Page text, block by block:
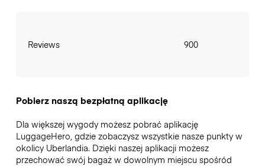
Reviews 900
Pobierz naszą bezpłatną aplikację
Dla większej wygody możesz pobrać aplikację
LuggageHero, gdzie zobaczysz wszystkie nasze punkty w
okolicy Uberlandia. Dzięki naszej aplikacji możesz
przechować swój bagaż w dowolnym miejscu spośród